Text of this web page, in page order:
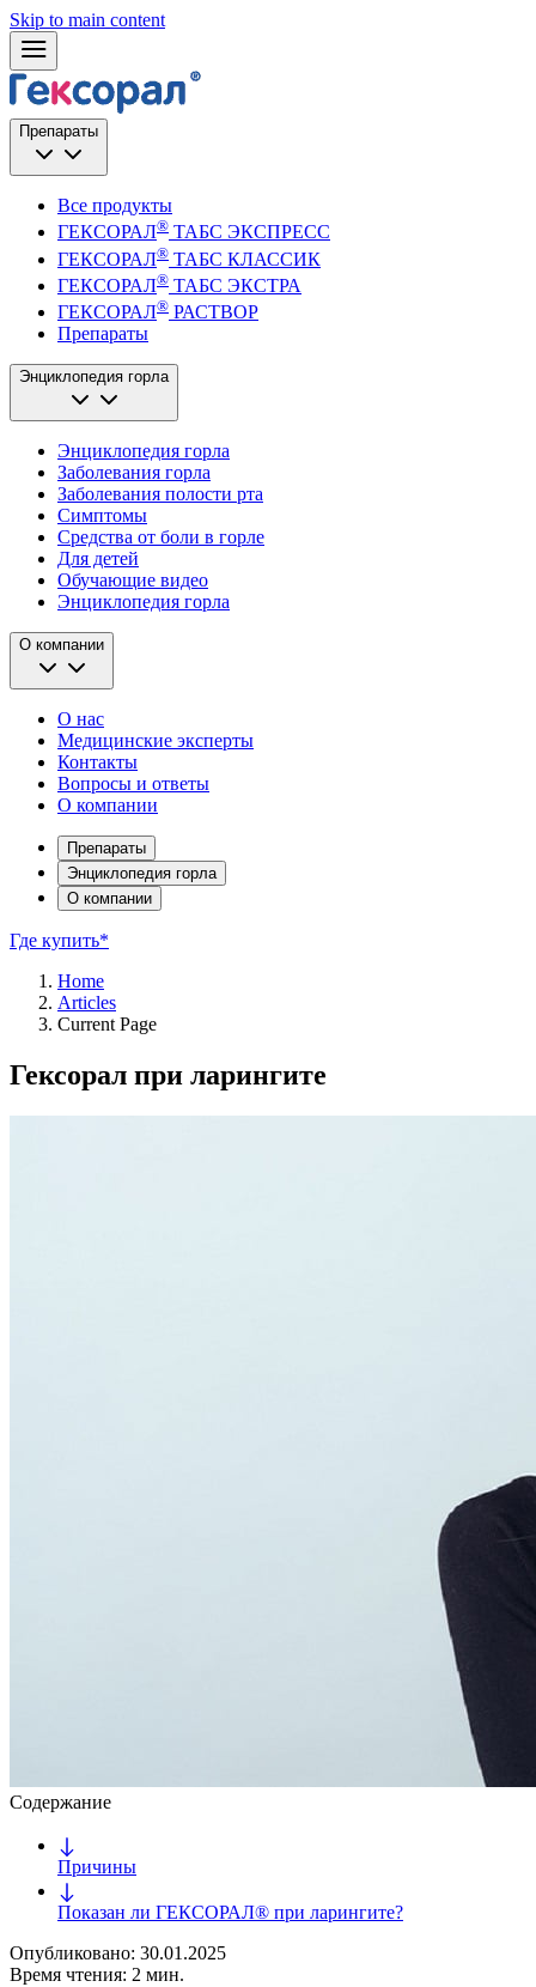
Skip to main content
Препараты
Все продукты
ГЕКСОРАЛ® ТАБС ЭКСПРЕСС
ГЕКСОРАЛ® ТАБС КЛАССИК
ГЕКСОРАЛ® ТАБС ЭКСТРА
ГЕКСОРАЛ® РАСТВОР
Препараты
Энциклопедия горла
Энциклопедия горла
Заболевания горла
Заболевания полости рта
Симптомы
Средства от боли в горле
Для детей
Обучающие видео
Энциклопедия горла
О компании
О нас
Медицинские эксперты
Контакты
Вопросы и ответы
О компании
Препараты
Энциклопедия горла
О компании
Где купить*
Home
Articles
Current Page
Гексорал при ларингите
Содержание
Причины
Показан ли ГЕКСОРАЛ® при ларингите?
Опубликовано: 30.01.2025
Время чтения: 2 мин.